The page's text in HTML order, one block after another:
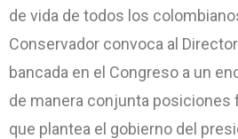
de vida de todos los
Conservador convoca al
bancada en el Congreso a un
de manera conjunta posiciones
que plantea el gobierno del